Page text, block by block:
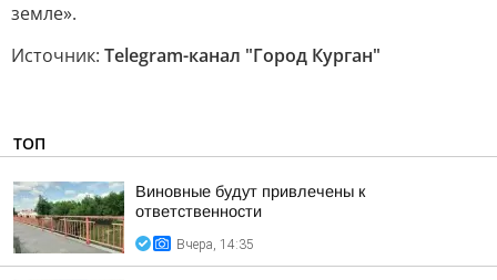
земле».
Источник: Telegram-канал "Город Курган"
ТОП
Виновные будут привлечены к
ответственности
Вчера, 14:35